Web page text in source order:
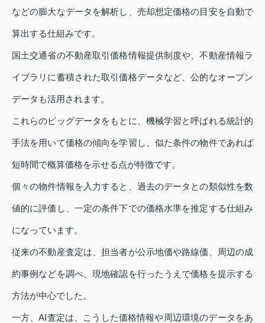
などの膨大なデータを解析し、売却想定価格の目安を自動で
算出する仕組みです。
国土交通省の不動産取引価格情報提供制度や、不動産情報ラ
イブラリに蓄積された取引価格データなど、公的なオープン
データも活用されます。
これらのビッグデータをもとに、機械学習と呼ばれる統計的
手法を用いて価格の傾向を学習し、似た条件の物件であれば
短時間で概算価格を示せる点が特徴です。
個々の物件情報を入力すると、過去のデータとの類似性を数
値的に評価し、一定の条件下での価格水準を推定する仕組み
になっています。
従来の不動産査定は、担当者が公示地価や路線価、周辺の成
約事例などを調べ、現地確認を行ったうえで価格を提示する
方法が中心でした。
一方、AI査定は、こうした価格情報や周辺環境のデータをあ